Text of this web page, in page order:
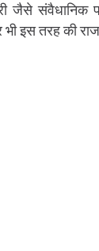
संवैधानिक
तरह की